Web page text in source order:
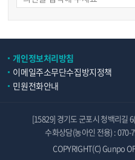
개인정보처리방침
이메일주소무단수집방지정책
민원전화안내
[15829] 경기도 군포시 청백리길
수화상담(농아인 전용) : 070-
COPYRIGHT(C) Gunpo